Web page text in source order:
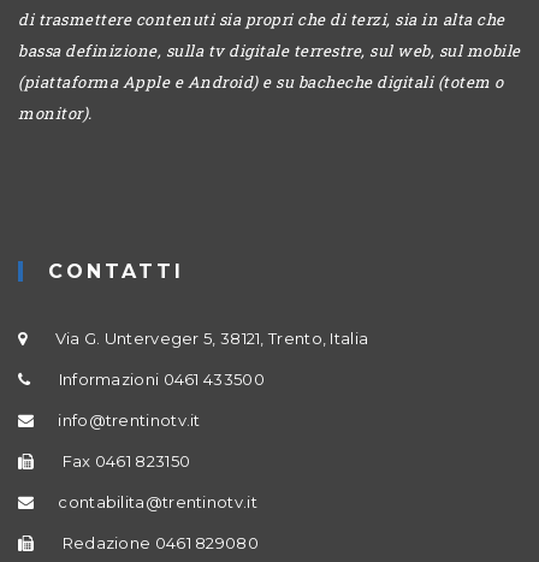
di trasmettere contenuti sia propri che di terzi, sia in alta che
bassa definizione, sulla tv digitale terrestre, sul web, sul mobile
(piattaforma Apple e Android) e su bacheche digitali (totem o
monitor).
CONTATTI
Via G. Unterveger 5, 38121, Trento, Italia
Informazioni 0461 433500
info@trentinotv.it
Fax 0461 823150
contabilita@trentinotv.it
Redazione 0461 829080